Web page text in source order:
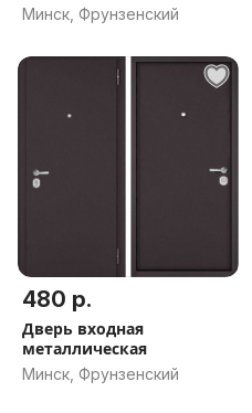
Минск, Фрунзенский
480 р.
Дверь входная
металлическая
Минск, Фрунзенский